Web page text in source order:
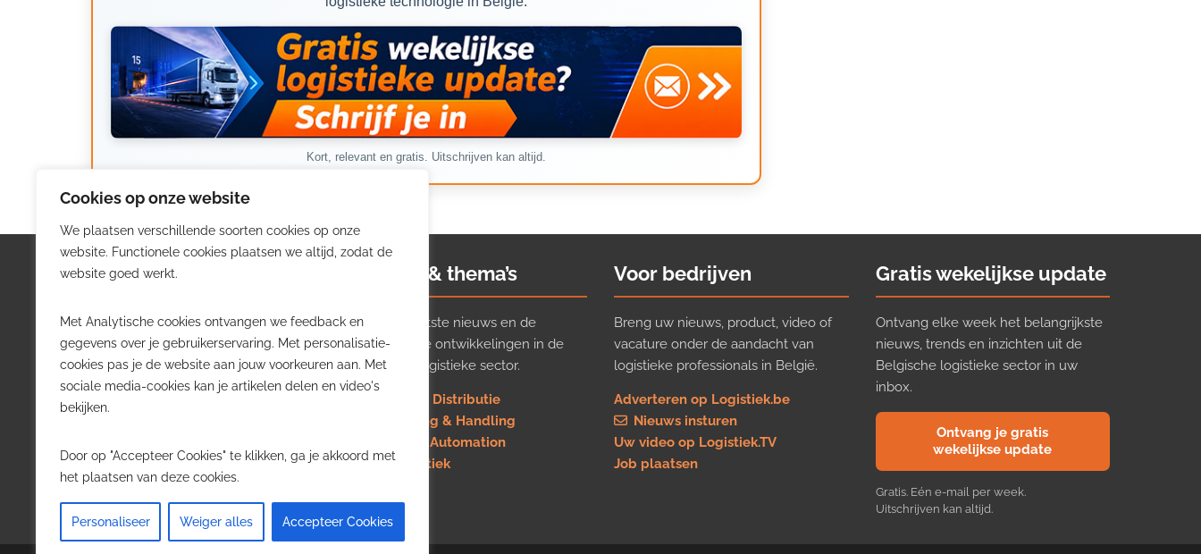
Cookies op onze website
We plaatsen verschillende soorten cookies op onze
website. Functionele cookies plaatsen we altijd, zodat de
website goed werkt.
Met Analytische cookies ontvangen we feedback en
gegevens over je gebruikerservaring. Met personalisatie-
cookies pas je de website aan jouw voorkeuren aan. Met
sociale media-cookies kan je artikelen delen en video's
bekijken.
Door op "Accepteer Cookies" te klikken, ga je akkoord met
het plaatsen van deze cookies.
Personaliseer Weiger alles Accepteer Cookies
Kort, relevant en gratis. Uitschrijven kan altijd.
Logistiek.be
Logistiek.be brengt dagelijks nieuws,
trends en praktijkverhalen over
transport, warehousing, supply chain
en automatisering in België.
willen volgen.
Nieuws & thema’s
Volg het laatste nieuws en de
belangrijkste ontwikkelingen in de
Belgische logistieke sector.
Transport & Distributie
Warehousing & Handling
Software & Automation
Job in logistiek
Voor bedrijven
Breng uw nieuws, product, video of
vacature onder de aandacht van
logistieke professionals in België.
Adverteren op Logistiek.be
Nieuws insturen
Uw video op Logistiek.TV
Job plaatsen
Gratis wekelijkse update
Ontvang elke week het belangrijkste
nieuws, trends en inzichten uit de
Belgische logistieke sector in uw
inbox.
Ontvang je gratis
wekelijkse update
Gratis. Eén e-mail per week.
Uitschrijven kan altijd.